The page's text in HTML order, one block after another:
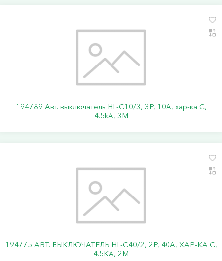
194789 Авт. выключатель HL-C10/3, 3P, 10A, хар-ка C,
4.5kA, 3M
194775 АВТ. ВЫКЛЮЧАТЕЛЬ HL-C40/2, 2P, 40A, ХАР-КА C,
4.5KA, 2M